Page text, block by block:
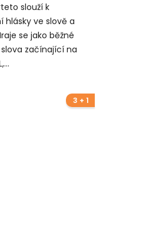
slouží k
ve slově a
se jako běžné
začínající na
3 + 1